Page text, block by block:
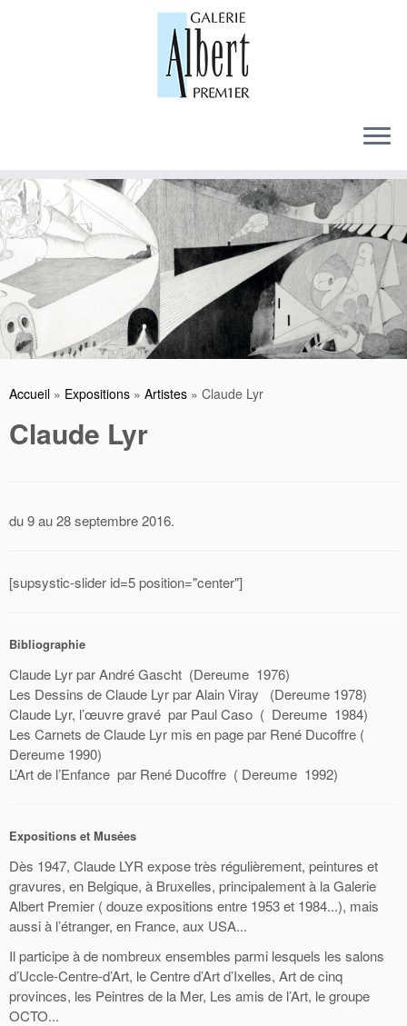
Skip
to
content
Accueil » Expositions » Artistes » Claude Lyr
Claude Lyr
du 9 au 28 septembre 2016.
[supsystic-slider id=5 position="center"]
Bibliographie
Claude Lyr par André Gascht (Dereume 1976)
Les Dessins de Claude Lyr par Alain Viray (Dereume 1978)
Claude Lyr, l’œuvre gravé par Paul Caso ( Dereume 1984)
Les Carnets de Claude Lyr mis en page par René Ducoffre (
Dereume 1990)
L’Art de l’Enfance par René Ducoffre ( Dereume 1992)
Expositions et Musées
Dès 1947, Claude LYR expose très régulièrement, peintures et
gravures, en Belgique, à Bruxelles, principalement à la Galerie
Albert Premier ( douze expositions entre 1953 et 1984...), mais
aussi à l’étranger, en France, aux USA...
Il participe à de nombreux ensembles parmi lesquels les salons
d’Uccle-Centre-d’Art, le Centre d’Art d’Ixelles, Art de cinq
provinces, les Peintres de la Mer, Les amis de l’Art, le groupe
OCTO...